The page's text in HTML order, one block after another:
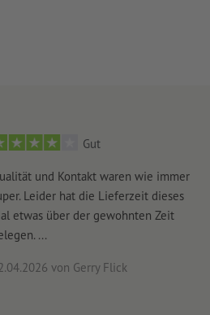
Gut
und Kontakt waren wie immer
Leider hat die Lieferzeit dieses
etwas über der gewohnten Zeit
...
von Gerry Flick